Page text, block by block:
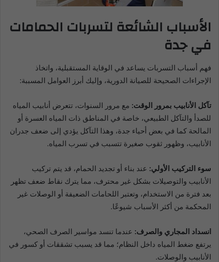
الأسباب الشائعة لتسربات الحمامات
في جدة
فهم أسباب التسربات يساعد في الوقاية المستقبلية، واتخاذ
الإجراءات الصحيحة للصيانة الدورية، وإليك أبرز العوامل المسببة:
تآكل الأنابيب بمرور الوقت: مع مرور السنوات، تتعرض أنابيب المياه
للصدأ والتآكل الطبيعي، خاصة في المناطق ذات المياه العسرة أو
المالحة كما في بعض أحياء جدة، وهذا التآكل يؤدي إلى ضعف جدران
الأنابيب، وظهور ثقوب صغيرة تتسبب في تسرب المياه.
سوء التركيب الأولي: عند بناء أو تجديد الحمام، قد يتم تركيب
الأنابيب والتوصيلات بشكل غير محترف، مما يترك نقاط ضعف تظهر
بعد فترة من الاستخدام، وتعتبر اللحامات الضعيفة أو الوصلات غير
المحكمة من أكثر الأسباب شيوعًا.
انسداد المجاري والصرف: عندما تنسد مواسير الصرف الصحي،
يرتفع ضغط المياه داخل النظام؛ مما قد يسبب تشققات أو كسور في
الأنابيب والوصلات.